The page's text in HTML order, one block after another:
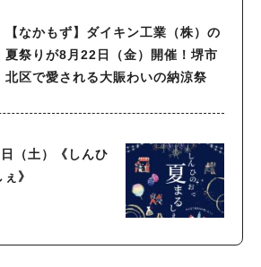
【なかもず】ダイキン工業（株）の
夏祭りが8月22日（金）開催！堺市
北区で愛される大賑わいの納涼祭
（土）《しんひ
》